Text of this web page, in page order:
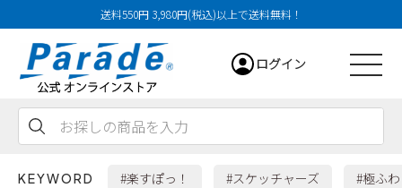
送料550円 3,980円(税込)以上で送料無料！
ログイン
KEYWORD #楽すぽっ！ #スケッチャーズ #極ふ